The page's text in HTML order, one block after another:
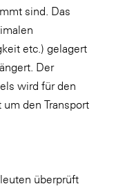
sind. Das
etc.) gelagert
Der
wird für den
den Transport
überprüft